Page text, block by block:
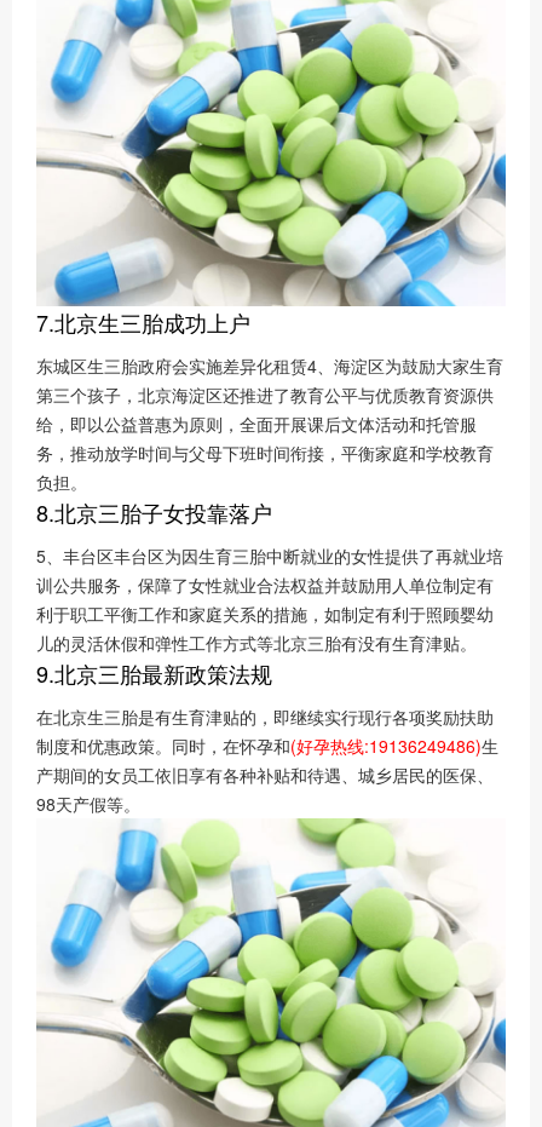
7.北京生三胎成功上户
东城区生三胎政府会实施差异化租赁4、海淀区为鼓励大家生育
第三个孩子，北京海淀区还推进了教育公平与优质教育资源供
给，即以公益普惠为原则，全面开展课后文体活动和托管服
务，推动放学时间与父母下班时间衔接，平衡家庭和学校教育
负担。
8.北京三胎子女投靠落户
5、丰台区丰台区为因生育三胎中断就业的女性提供了再就业培
训公共服务，保障了女性就业合法权益并鼓励用人单位制定有
利于职工平衡工作和家庭关系的措施，如制定有利于照顾婴幼
儿的灵活休假和弹性工作方式等北京三胎有没有生育津贴。
9.北京三胎最新政策法规
在北京生三胎是有生育津贴的，即继续实行现行各项奖励扶助
制度和优惠政策。同时，在怀孕和(好孕热线:19136249486)生
产期间的女员工依旧享有各种补贴和待遇、城乡居民的医保、
98天产假等。